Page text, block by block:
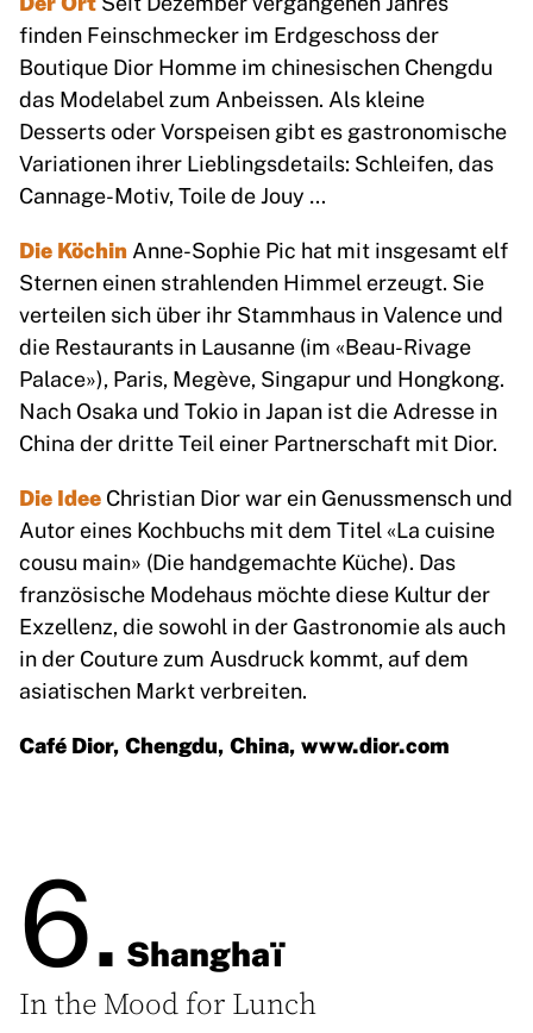
finden Feinschmecker im Erdgeschoss der
Boutique Dior Homme im chinesischen Chengdu
das Modelabel zum Anbeissen. Als kleine
Desserts oder Vorspeisen gibt es gastronomische
Variationen ihrer Lieblingsdetails: Schleifen, das
Cannage-Motiv, Toile de Jouy …
Die Köchin Anne-Sophie Pic hat mit insgesamt elf
Sternen einen strahlenden Himmel erzeugt. Sie
verteilen sich über ihr Stammhaus in Valence und
die Restaurants in Lausanne (im «Beau-Rivage
Palace»), Paris, Megève, Singapur und Hongkong.
Nach Osaka und Tokio in Japan ist die Adresse in
China der dritte Teil einer Partnerschaft mit Dior.
Die Idee Christian Dior war ein Genussmensch und
Autor eines Kochbuchs mit dem Titel «La cuisine
cousu main» (Die handgemachte Küche). Das
französische Modehaus möchte diese Kultur der
Exzellenz, die sowohl in der Gastronomie als auch
in der Couture zum Ausdruck kommt, auf dem
asiatischen Markt verbreiten.
Café Dior, Chengdu, China, www.dior.com
6. Shanghaï
In the Mood for Lunch